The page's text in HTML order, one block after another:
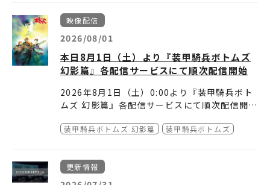
p/collections/samurai-trooper
●メロンブックス（
ks.co.jp/detail/detail.php?product_id=37
57442）
●カドスト（キャラアニ.com）（https://sto
re.kadokawa.co.jp/shop/g/gca493456907
7707/）
●ゲーマーズ各店・ゲーマーズオンラインショ
0918469/ ）
77707.html
●ヨドバシカメラ（
・スペシャルイラストデジパック（ことぶきつ
かさ 描きおろし）
・特製ブックレット
・クリアカード(ことぶきつかさ 描きおろし 描
き下ろしイラスト使用)
＜店舗別特典＞
各巻購入特典：ロングフォトセット
第3～4巻連動特典：描き下ろしB2タペストリ
ー(石田紫音)
第4巻有償特典：描き下ろしアクリルスタンド
(石田紫音)
定価＋1,200円(＋税)
※アクリルスタンドのイラストはタペストリー
と同一になります
Amazon.co.jp
各巻購入特典：L版ビジュアルシート（5枚セッ
ト）
楽天ブックス
3～4巻連動特典：A4クリアポスター2枚セット
＆缶バッジ2個セット（57mm）(上杉魁人＆石
田紫音)
となります。
アニメタイムズSTORE
第3巻・第4巻連動特典：ミニ色紙(凱)
ます。あらかじめご了承ください。
※特典内容は予告なく変更となる場合がござい
さん（監督）、黒田洋介さん（脚本）によるス
ペシャルトークショーも実施いたします！
『スクライド』25周年記念上映会
■日時：2026年8月22日(土)
16：00の回（上映後トークショー）
-cinema.co.jp/ikebukuro/）
■登壇者（敬称略） ：谷口悟朗（監督）
黒田洋介（脚本）
MC：兵頭一歩（本作設
定制作）
※登壇者は予告なく変更
■上映作品：TVアニメ『スクライド』から2話
セレクト
します。
■チケット料金：全席指定3,500円（税込）
※チケット料金に加えて、別途手数料がかかり
映像配信
2026/08/01
本日8月1日（土）より『装甲騎兵ボトムズ
幻影篇』各配信サービスにて順次配信開始
2026年8月1日（土）0:00より『装甲騎兵ボト
ムズ 幻影篇』各配信サービスにて順次配信開
詳細は下記配信サービスよりご確認ください！
・dアニメストア
mo.ne.jp/
装甲騎兵ボトムズ VOL.I STORIES OF THE”A.
T.VOTOMS”
装甲騎兵ボトムズ 幻影篇 装甲騎兵ボトムズ
更新情報